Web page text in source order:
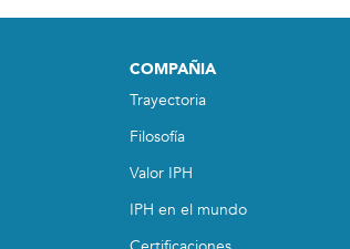
COMPAÑIA
Trayectoria
Filosofía
Valor IPH
IPH en el mundo